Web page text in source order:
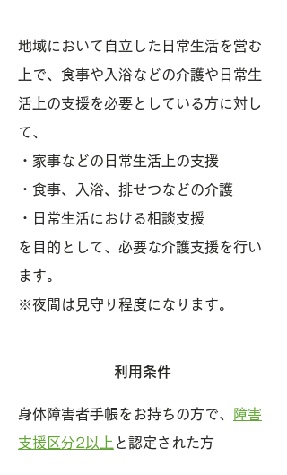
地域において自立した日常生活を営む
上で、食事や入浴などの介護や日常生
活上の支援を必要としている方に対し
て、
・家事などの日常生活上の支援
・食事、入浴、排せつなどの介護
・日常生活における相談支援
​を目的として、必要な介護支援を行い
ます。
​※夜間は見守り程度になります。
利用条件
身体障害者手帳をお持ちの方で、
障害
支援区分2以上 と認定された方